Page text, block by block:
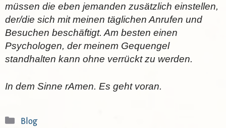
müssen die eben jemanden zusätzlich einstellen,
der/die sich mit meinen täglichen Anrufen und
Besuchen beschäftigt. Am besten einen
Psychologen, der meinem Gequengel
standhalten kann ohne verrückt zu werden.
In dem Sinne rAmen. Es geht voran.
Kategorien
Blog